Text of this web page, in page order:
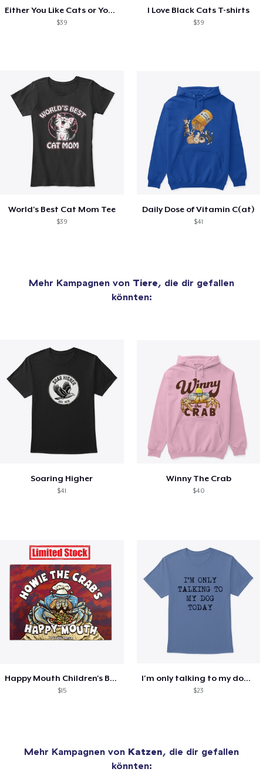
Either You Like Cats or You're Wrong Tee
$39
I Love Black Cats T-shirts
$39
World's Best Cat Mom Tee
$39
Daily Dose of Vitamin C(at)
$41
Mehr Kampagnen von Tiere, die dir gefallen
könnten:
Soaring Higher
$41
Winny The Crab
$40
Happy Mouth Children's Book
$15
I'm only talking to my dog today
$23
Mehr Kampagnen von Katzen, die dir gefallen
könnten: